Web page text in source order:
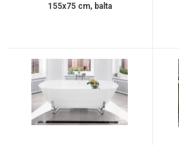
155x75 cm, balta